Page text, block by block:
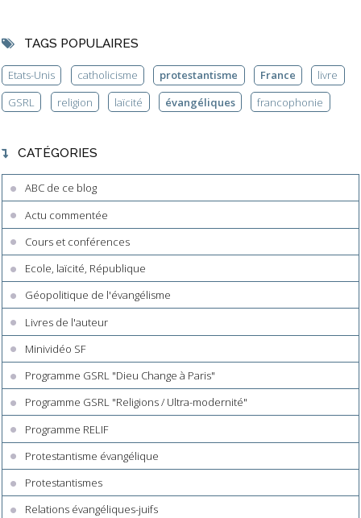
TAGS POPULAIRES
Etats-Unis catholicisme protestantisme France
livre
GSRL
religion laïcité évangéliques francophonie
CATÉGORIES
ABC de ce blog
Actu commentée
Cours et conférences
Ecole, laïcité, République
Géopolitique de l'évangélisme
Livres de l'auteur
Minividéo SF
Programme GSRL "Dieu Change à Paris"
Programme GSRL "Religions / Ultra-modernité"
Programme RELIF
Protestantisme évangélique
Protestantismes
Relations évangéliques-juifs